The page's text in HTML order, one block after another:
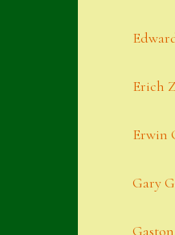
Erich
Erwin
Gary